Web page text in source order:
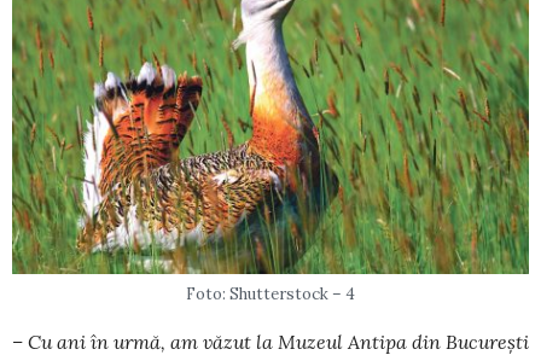
Foto: Shutterstock – 4
– Cu ani în urmă, am văzut la Muzeul Antipa din București